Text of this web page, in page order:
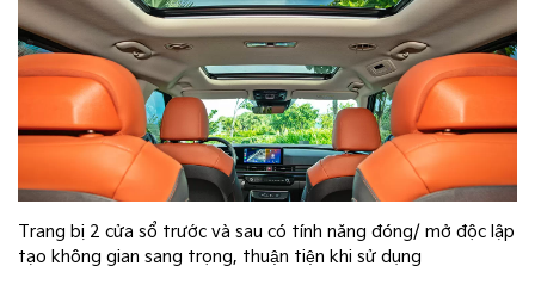
Trang bị 2 cửa sổ trước và sau có tính năng đóng/ mở độc lập
tạo không gian sang trọng, thuận tiện khi sử dụng